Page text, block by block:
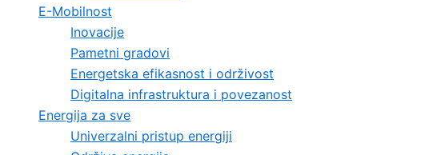
E-Mobilnost
Inovacije
Pametni gradovi
Energetska efikasnost i održivost
Digitalna infrastruktura i povezanost
Energija za sve
Univerzalni pristup energiji